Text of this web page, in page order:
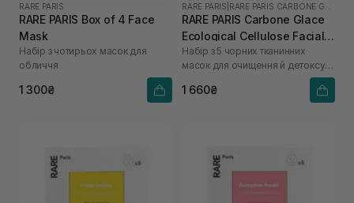
RARE PARIS
RARE PARIS Box of 4 Face
Mask
Набір з чотирьох масок для
обличчя
1 300₴
RARE PARIS
RARE PARIS Carbone Glace
Ecological Cellulose Facial
Mask 5 шт* 23 мл
Набір з 5 чорних тканинних
масок для очищення й детоксу
1 660₴